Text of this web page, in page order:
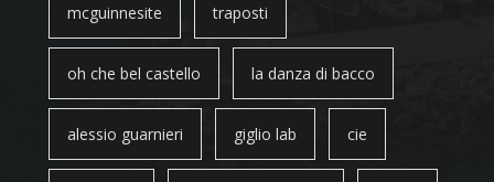
mcguinnesite traposti
oh che bel castello la danza di bacco
alessio guarnieri giglio lab cie